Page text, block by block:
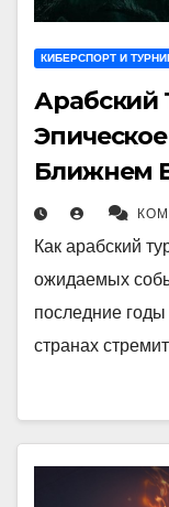
КИБЕРСПОРТ И
Арабский
Ближнем
Как арабский
ожидаемых
последние годы
странах